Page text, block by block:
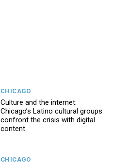
CHICAGO
Culture and the internet:
Chicago’s Latino cultural groups
confront the crisis with digital
content
CHICAGO